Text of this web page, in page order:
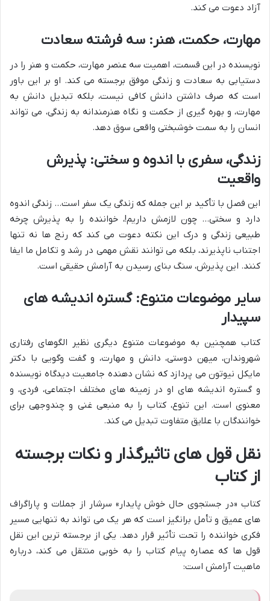
آزاد دعوت می کند.
مهارت، حکمت، هنر: سه فرشته سعادت
نویسنده در این قسمت، اهمیت سه عنصر مهارت، حکمت و هنر را در
دستیابی به سعادت و زندگی موفق برجسته می کند. او بر این باور
است که صرف داشتن دانش کافی نیست، بلکه تبدیل دانش به
مهارت، و بهره گیری از حکمت و نگاه هنرمندانه به زندگی، می تواند
انسان را به سمت خوشبختی واقعی سوق دهد.
زندگی، سفری با اندوه و سختی: پذیرش
واقعیت
این فصل با تأکید بر این جمله که زندگی یک سفر است… زندگی اندوه
دارد و سختی… چون لازمش داریم!، خواننده را به پذیرش چرخه
طبیعی زندگی و درک این نکته دعوت می کند که رنج ها نه تنها
اجتناب ناپذیرند، بلکه می توانند نقش مهمی در رشد و تکامل ما ایفا
کنند. این پذیرش، سنگ بنای رسیدن به آرامش حقیقی است.
سایر موضوعات متنوع: گستره اندیشه های
سپیدار
کتاب همچنین به موضوعات متنوع دیگری نظیر الگوهای رفتاری
شهروندان، میهن دوستی، دانش و مهارت، و گفت وگویی با دکتر
مایکل نیوتون می پردازد که نشان دهنده جامعیت دیدگاه نویسنده
و گستره اندیشه های او در زمینه های مختلف اجتماعی، فردی، و
معنوی است. این تنوع، کتاب را به منبعی غنی و چندوجهی برای
خوانندگان با علایق متفاوت تبدیل می کند.
نقل قول های تاثیرگذار و نکات برجسته
از کتاب
کتاب «در جستجوی حال خوش پایدار» سرشار از جملات و پاراگراف
های عمیق و تأمل برانگیز است که هر یک می تواند به تنهایی مسیر
فکری خواننده را تحت تأثیر قرار دهد. یکی از برجسته ترین این نقل
قول ها که عصاره پیام کتاب را به خوبی منتقل می کند، درباره
ماهیت آرامش است: